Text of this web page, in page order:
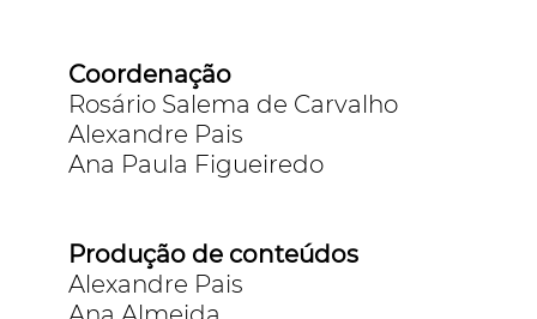
Coordenação
Rosário Salema de Carvalho
Alexandre Pais
Ana Paula Figueiredo
Produção de conteúdos
Alexandre Pais